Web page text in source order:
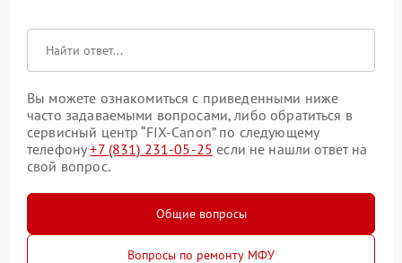
Вы можете ознакомиться с приведенными ниже
часто задаваемыми вопросами, либо обратиться в
сервисный центр “FIX-Canon” по следующему
телефону+7 (831) 231-05-25 если не нашли ответ на
свой вопрос.
Общие вопросы
Вопросы по ремонту МФУ